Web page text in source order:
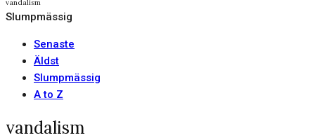
vandalism
Slumpmässig
Senaste
Äldst
Slumpmässig
A to Z
vandalism